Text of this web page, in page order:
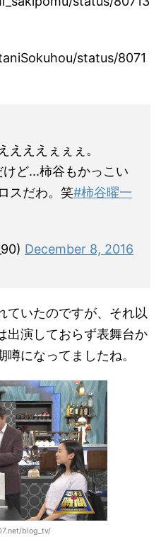
status/8071
えええぇぇぇ。
ど...柿谷もかっこい
スだわ。笑#柿谷曜一
December 8, 2016
ていたのですが、それ以
出演しておらず表舞台か
になってましたね。
blog_tv/